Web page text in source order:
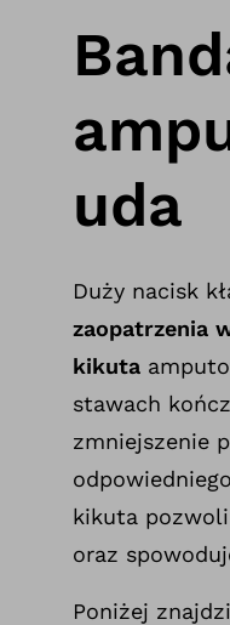
uda
Duży nacisk
zaopatrzenia
kikuta
stawach
zmniejszenie
kikuta
oraz
Poniżej